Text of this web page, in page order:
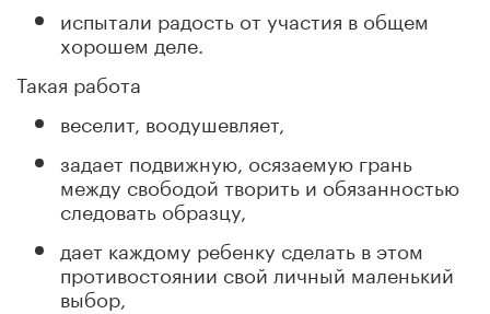
испытали радость от участия в общем
хорошем деле.
Такая работа
веселит, воодушевляет,
задает подвижную, осязаемую грань
между свободой творить и обязанностью
следовать образцу,
дает каждому ребенку сделать в этом
противостоянии свой личный маленький
выбор,